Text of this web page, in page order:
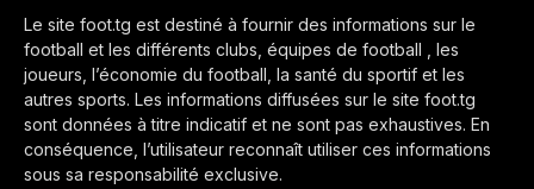
Le site foot.tg est destiné à fournir des informations sur le
football et les différents clubs, équipes de football , les
joueurs, l’économie du football, la santé du sportif et les
autres sports. Les informations diffusées sur le site foot.tg
sont données à titre indicatif et ne sont pas exhaustives. En
conséquence, l’utilisateur reconnaît utiliser ces informations
sous sa responsabilité exclusive.